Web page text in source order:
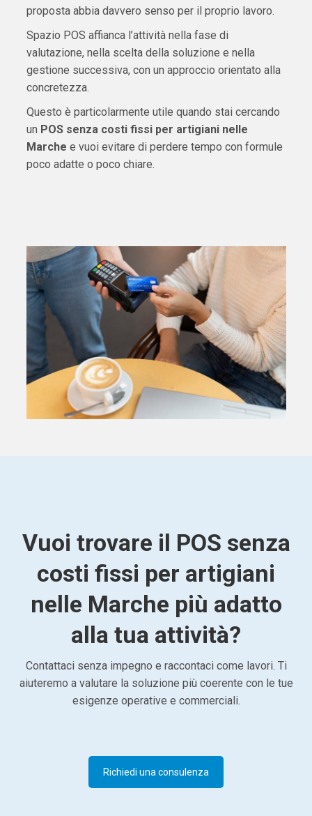
proposta abbia davvero senso per il proprio lavoro.
Spazio POS affianca l’attività nella fase di
valutazione, nella scelta della soluzione e nella
gestione successiva, con un approccio orientato alla
concretezza.
Questo è particolarmente utile quando stai cercando
un POS senza costi fissi per artigiani nelle
Marche e vuoi evitare di perdere tempo con formule
poco adatte o poco chiare.
Vuoi trovare il POS senza
costi fissi per artigiani
nelle Marche più adatto
alla tua attività?
Contattaci senza impegno e raccontaci come lavori. Ti
aiuteremo a valutare la soluzione più coerente con le tue
esigenze operative e commerciali.
Richiedi una consulenza